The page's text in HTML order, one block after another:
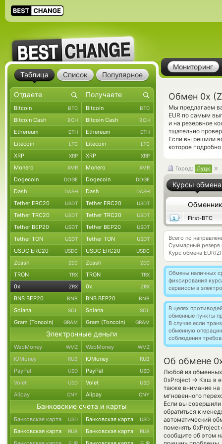
Мониторинг
Обмен 0x
Мы предлагаем
EUR по самым
и на резервное
тщательно
Если вы решили
которое
Город: Луцк
Курсы обмена
Обменник
First-BTC
Всего по
Суммарный резерв
Курс обмена EUR/
Обмены наличных
фиксирования
сервисом в
В целях
обменные пункты
В случае если
обменную
соблюдения
Об обмене
Любой из обменных
0xProject → Кэш в
также внимание на
мгновенного
Если вы
обратиться к
автоматический
поменять
сообщите об этом
Таблица Список Популярное
Bitcoin BTC Bitcoin BTC
Bitcoin Cash BCH Bitcoin Cash BCH
Ethereum ETH Ethereum ETH
Litecoin LTC Litecoin LTC
XRP XRP XRP XRP
Monero XMR Monero XMR
Dogecoin DOGE Dogecoin DOGE
Dash DASH Dash DASH
Tether ERC20 USDT Tether ERC20 USDT
Tether TRC20 USDT Tether TRC20 USDT
Tether BEP20 USDT Tether BEP20 USDT
Tether TON USDT Tether TON USDT
USDC ERC20 USDC USDC ERC20 USDC
Zcash ZEC Zcash ZEC
TRON TRX TRON TRX
0x ZRX 0x ZRX
BNB BEP20 BNB BNB BEP20 BNB
Solana SOL Solana SOL
Gram (Toncoin) GRAM Gram (Toncoin) GRAM
Электронные деньги
WebMoney WMZ WebMoney WMZ
ЮMoney RUB ЮMoney RUB
PayPal USD PayPal USD
Volet USD Volet USD
Alipay CNY Alipay CNY
Банковские счета и карты
Банковская карта USD Банковская карта USD
Банковская карта RUB Банковская карта RUB